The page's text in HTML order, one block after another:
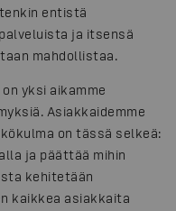
entistä
ja itsensä
mahdollistaa.
yksi aikamme
Asiakkaidemme
on tässä selkeä:
ja päättää mihin
kehitetään
kaikkea asiakkaita